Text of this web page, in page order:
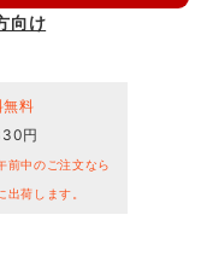
向け
料
円
前中のご注文なら
荷します。